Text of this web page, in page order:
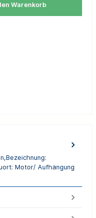
Warenkorb
Motor/ Aufhängung